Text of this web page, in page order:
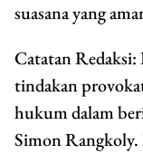
suasana yang
Catatan Redaksi:
tindakan
hukum dalam
Simon